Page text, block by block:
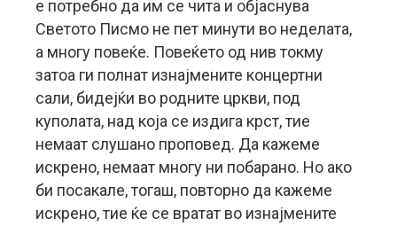
е потребно да им се чита и објаснува
Светото Писмо не пет минути во неделата,
а многу повеќе. Повеќето од нив токму
затоа ги полнат изнајмените концертни
сали, бидејќи во родните цркви, под
куполата, над која се издига крст, тие
немаат слушано проповед. Да кажеме
искрено, немаат многу ни побарано. Но ако
би посакале, тогаш, повторно да кажеме
искрено, тие ќе се вратат во изнајмените